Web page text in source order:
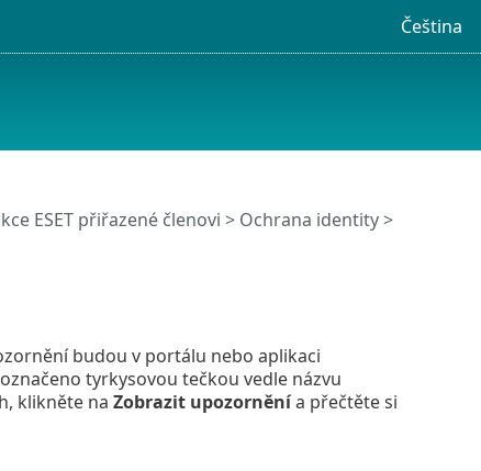
Čeština
ESET přiřazené členovi > Ochrana identity>
budou v portálu nebo aplikaci
tyrkysovou tečkou vedle názvu
klikněte na Zobrazit upozorněnía přečtěte si